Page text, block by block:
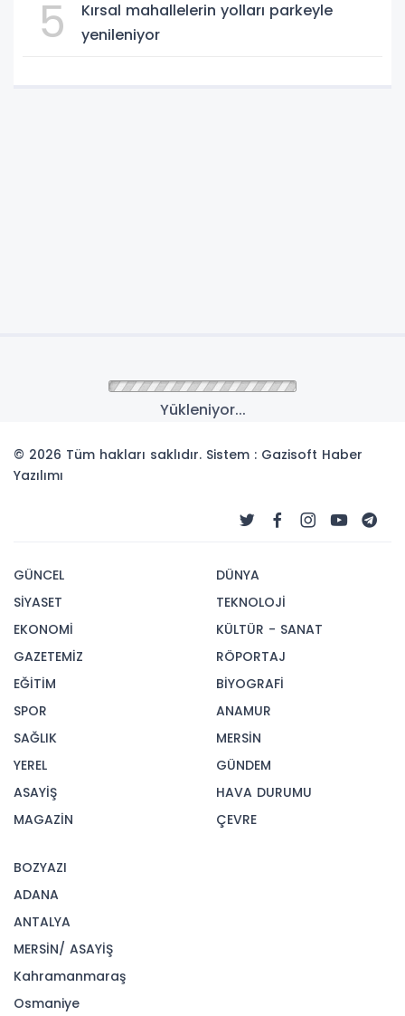
5
Kırsal mahallelerin yolları parkeyle
yenileniyor
SPOR
ÇBK Mersin: 88 - Zabiny
ÇBK Mersin, sahasında ağırladığı Çekya'nın
Zabiny Brno takımını 88-74'lük skorla mağlup
etti.
1174 17-10-2024 08:26